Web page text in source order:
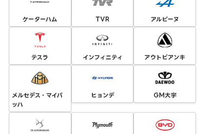
ケーターハム TVR アルピーヌ
テスラ インフィニティ アウトビアンキ
メルセデス・マイバ
ッハ
ヒョンデ GM大宇